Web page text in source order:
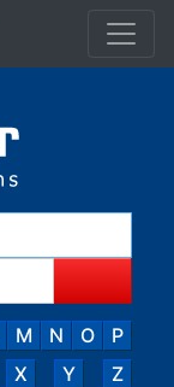
M N O
P
X Y Z